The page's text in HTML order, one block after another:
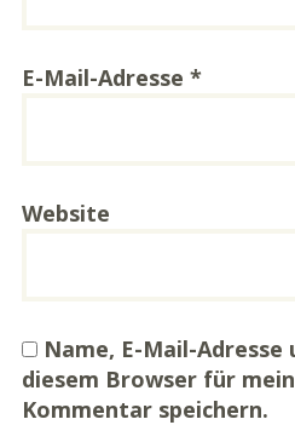
E-Mail-Adresse *
Website
Name, E-Mail-Adresse
diesem Browser für
Kommentar speichern.